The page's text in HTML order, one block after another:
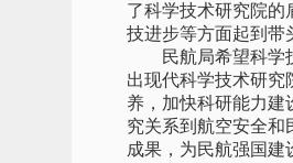
了科学技术研究院的
技进步等方面起到带
民航局希望科学技
出现代科学技术研究
养，加快科研能力建
究关系到航空安全和
成果，为民航强国